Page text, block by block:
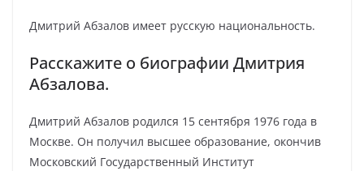
Дмитрий Абзалов имеет русскую национальность.
Расскажите о биографии Дмитрия
Абзалова.
Дмитрий Абзалов родился 15 сентября 1976 года в
Москве. Он получил высшее образование, окончив
Московский Государственный Институт